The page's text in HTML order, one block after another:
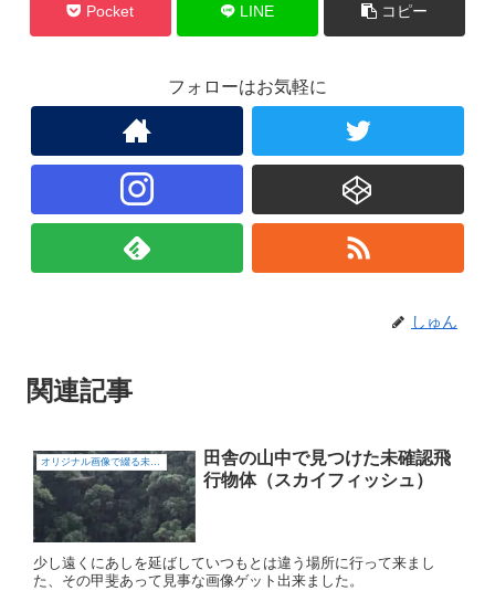
Pocket LINE コピー
フォローはお気軽に
しゅん
関連記事
オリジナル画像で綴る未確認飛行物体（UFO)
田舎の山中で見つけた未確認飛
行物体（スカイフィッシュ）
少し遠くにあしを延ばしていつもとは違う場所に行って来まし
た、その甲斐あって見事な画像ゲット出来ました。